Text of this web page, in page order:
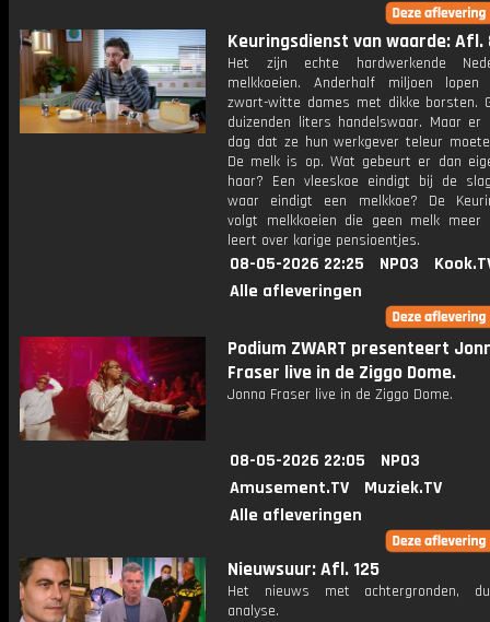
Keuringsdienst van waarde: Afl.
Het zijn echte hardwerkende
melkkoeien. Anderhalf miljoen
zwart-witte dames met dikke borsten.
duizenden liters handelswaar. Maar er
dag dat ze hun werkgever teleur
De melk is op. Wat gebeurt er dan
haar? Een vleeskoe eindigt bij de
waar eindigt een melkkoe? De
volgt melkkoeien die geen melk meer
leert over karige pensioentjes.
08-05-2026 22:25 NPO3
Alle afleveringen
Podium ZWART presenteert
Fraser live in de Ziggo Dome.
Jonna Fraser live in de Ziggo Dome.
08-05-2026 22:05
NPO3
Amusement.TV
Muziek.TV
Alle afleveringen
Nieuwsuur: Afl. 125
Het nieuws met achtergronden,
analyse.